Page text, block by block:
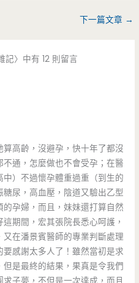
下一篇文章 →
〉中有 12 則留言
高齡，沒避孕，快十年了都沒
通，怎麼做也不會受孕；在醫
）不過懷孕體重過重（到生的
尿，高血壓，陰道又驗出乙型
孕婦，而且，妹妹還打算自然
期間，宏其張院長悉心呵護，
在潘景賓醫師的專業判斷處理
感謝太多人了！雖然當初是求
是最終的結果，果真是令我們